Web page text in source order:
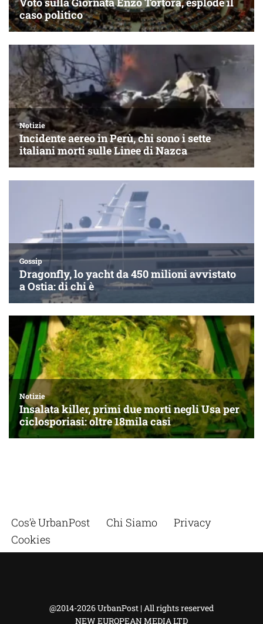
Cos’è UrbanPost Chi Siamo
Privacy
Cookies
@2014-2026 UrbanPost | All rights reserved
NEW EUROPEAN MEDIA LTD